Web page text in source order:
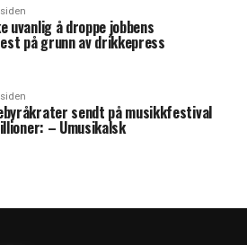
uvanlig å droppe jobbens
på grunn av drikkepress
sendt på musikkfestival
– Umusikalsk